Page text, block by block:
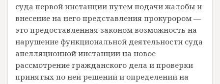
суда первой инстанции путем подачи жалобы и
внесение на него представления прокурором —
это предоставленная законом возможность на
нарушение функциональной деятельности суда
апелляционной инстанции на новое
рассмотрение гражданского дела и проверки
принятых по ней решений и определений на